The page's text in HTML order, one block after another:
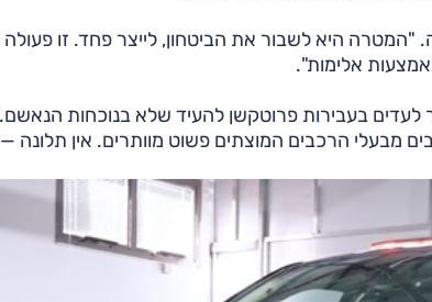
היא לשבור את הביטחון, לייצר פחד. זו
אלימות".
בעבירות פרוטקשן להעיד שלא בנוכחות הנאשם.
מבעלי הרכבים המוצתים פשוט מוותרים. אין תלונה —